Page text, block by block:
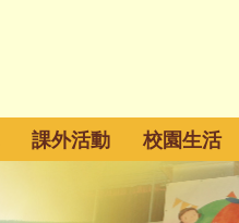
課外活動 校園生活